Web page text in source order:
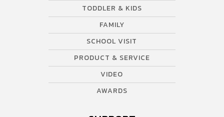
TODDLER & KIDS
FAMILY
SCHOOL VISIT
PRODUCT & SERVICE
VIDEO
AWARDS